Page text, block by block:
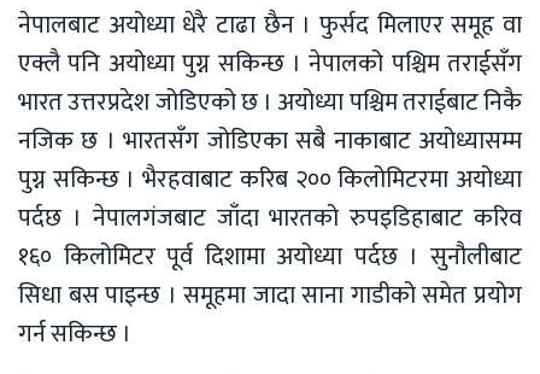
नेपालबाट अयोध्या धेरै टाढा छैन । फुर्सद मिलाएर समूह वा
एक्लै पनि अयोध्या पुग्न सकिन्छ । नेपालको पश्चिम तराईसँग
भारत उत्तरप्रदेश जोडिएको छ । अयोध्या पश्चिम तराईबाट निकै
नजिक छ । भारतसँग जोडिएका सबै नाकाबाट अयोध्यासम्म
पुग्न सकिन्छ । भैरहवाबाट करिब २०० किलोमिटरमा अयोध्या
पर्दछ । नेपालगंजबाट जाँदा भारतको रुपइडिहाबाट करिव
१६० किलोमिटर पूर्व दिशामा अयोध्या पर्दछ । सुनौलीबाट
सिधा बस पाइन्छ । समूहमा जादा साना गाडीको समेत प्रयोग
गर्न सकिन्छ ।